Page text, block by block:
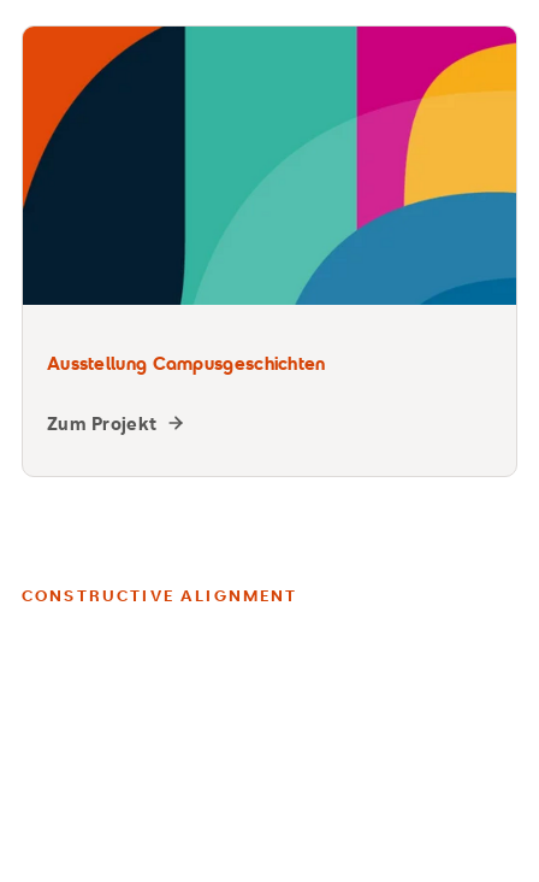
Ausstellung Campusgeschichten
Zum Projekt
CONSTRUCTIVE ALIGNMENT